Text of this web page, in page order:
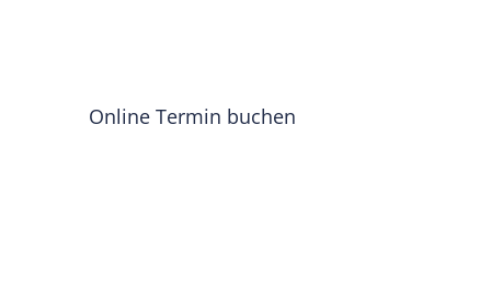
Online Termin buchen